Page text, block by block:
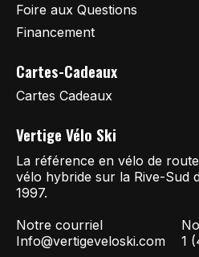
Foire aux Questions
Financement
Cartes-Cadeaux
Cartes Cadeaux
Vertige Vélo Ski
La référence en vélo de
vélo hybride sur la Rive-Sud
1997.
Notre courriel
Info@vertigeveloski.com
1